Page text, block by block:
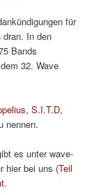
für
dran. In den
Bands
32. Wave
,S.I.T.D,
nennen.
es unter wave-
hier bei uns (Teil
.